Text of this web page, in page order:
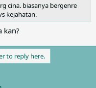
cina. biasanya bergenre
kejahatan.
kan?
to reply here.